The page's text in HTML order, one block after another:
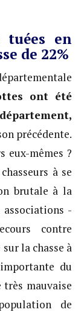
tuées en
de 22%
ont été
précédente.
eux-mêmes ?
à se
brutale à la
-
contre
la chasse à
du
mauvaise
de